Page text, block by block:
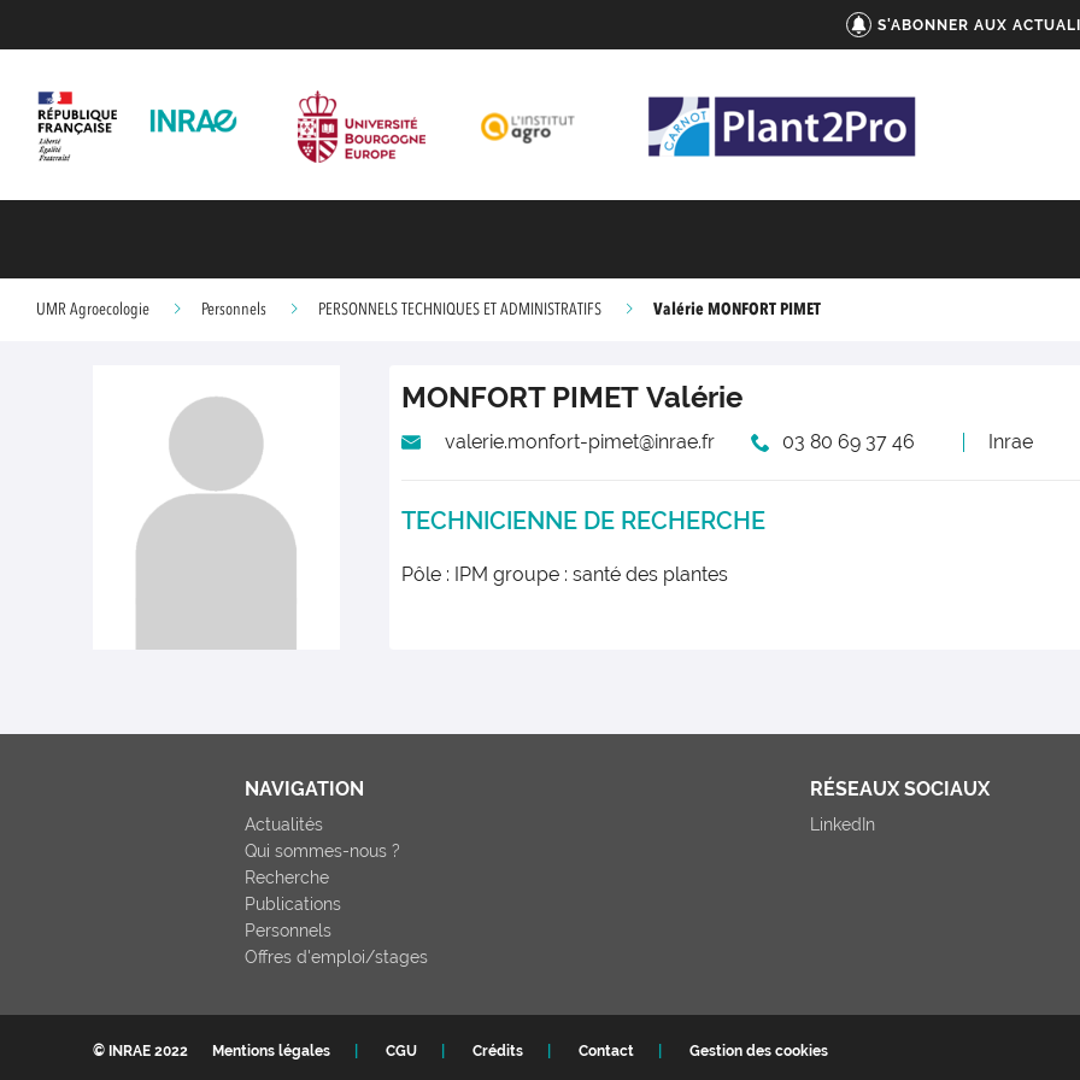
S'ABONNER AUX
UMR Agroecologie Personnels PERSONNELS TECHNIQUES ET ADMINISTRATIFS Valérie MONFORT PIMET
MONFORT PIMET Valérie
valerie.monfort-pimet@inrae.fr 03 80 69 37 46 Inrae
TECHNICIENNE DE RECHERCHE
Pôle : IPM groupe : santé des plantes
NAVIGATION
Actualités
Qui sommes-nous ?
Recherche
Publications
Personnels
Offres d'emploi/stages
RÉSEAUX SOCIAUX
LinkedIn
© INRAE 2022 Mentions légales CGU Crédits Contact Gestion des cookies